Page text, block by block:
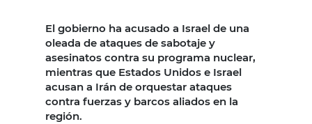
El gobierno ha acusado a Israel de una
oleada de ataques de sabotaje y
asesinatos contra su programa nuclear,
mientras que Estados Unidos e Israel
acusan a Irán de orquestar ataques
contra fuerzas y barcos aliados en la
región.